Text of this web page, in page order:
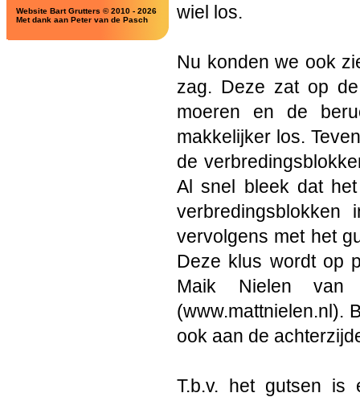
Website Bart Grutters © 2010 - 2026
Met dank aan Peter van de Pasch
wiel los.
Nu konden we ook
zag. Deze zat op
moeren en de
makkelijker los.
de
Al snel bleek dat
vervolgens met het
Deze klus wordt op
Maik Nielen van
(www.mattnielen.nl).
ook aan de
T.b.v. het gutsen is